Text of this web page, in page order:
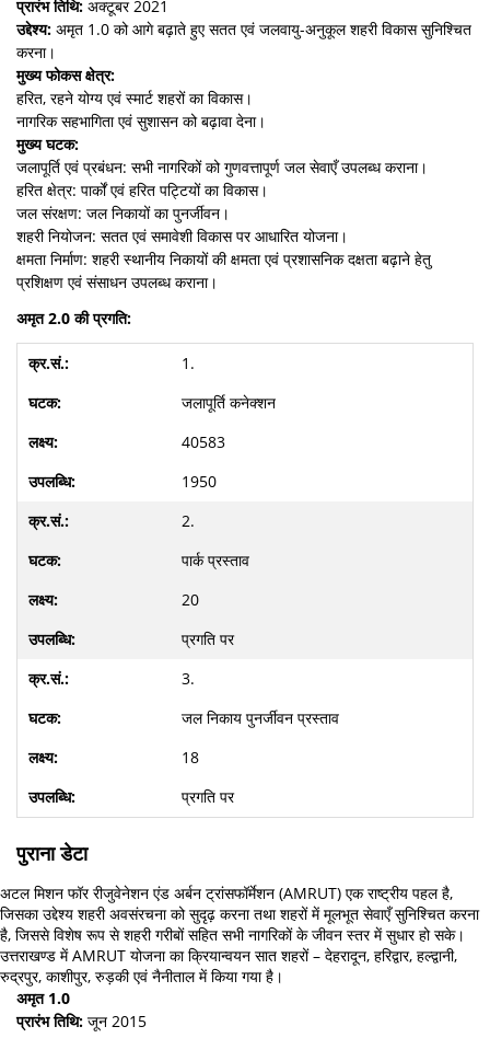
प्रारंभ तिथि: अक्टूबर 2021
उद्देश्य: अमृत 1.0 को आगे बढ़ाते हुए सतत एवं जलवायु-अनुकूल शहरी विकास सुनिश्चित
करना।
मुख्य फोकस क्षेत्र:
हरित, रहने योग्य एवं स्मार्ट शहरों का विकास।
नागरिक सहभागिता एवं सुशासन को बढ़ावा देना।
मुख्य घटक:
जलापूर्ति एवं प्रबंधन: सभी नागरिकों को गुणवत्तापूर्ण जल सेवाएँ उपलब्ध कराना।
हरित क्षेत्र: पार्कों एवं हरित पट्टियों का विकास।
जल संरक्षण: जल निकायों का पुनर्जीवन।
शहरी नियोजन: सतत एवं समावेशी विकास पर आधारित योजना।
क्षमता निर्माण: शहरी स्थानीय निकायों की क्षमता एवं प्रशासनिक दक्षता बढ़ाने हेतु
प्रशिक्षण एवं संसाधन उपलब्ध कराना।
अमृत 2.0 की प्रगति:
1.
जलापूर्ति कनेक्शन
40583
1950
2.
पार्क प्रस्ताव
20
प्रगति पर
3.
जल निकाय पुनर्जीवन प्रस्ताव
18
प्रगति पर
पुराना डेटा
अटल मिशन फॉर रीजुवेनेशन एंड अर्बन ट्रांसफॉर्मेशन (AMRUT) एक राष्ट्रीय पहल है,
जिसका उद्देश्य शहरी अवसंरचना को सुदृढ़ करना तथा शहरों में मूलभूत सेवाएँ सुनिश्चित करना
है, जिससे विशेष रूप से शहरी गरीबों सहित सभी नागरिकों के जीवन स्तर में सुधार हो सके।
उत्तराखण्ड में AMRUT योजना का क्रियान्वयन सात शहरों – देहरादून, हरिद्वार, हल्द्वानी,
रुद्रपुर, काशीपुर, रुड़की एवं नैनीताल में किया गया है।
अमृत 1.0
प्रारंभ तिथि: जून 2015